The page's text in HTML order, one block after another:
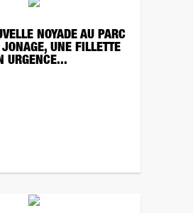
NOYADE AU PARC
UNE FILLETTE
URGENCE...